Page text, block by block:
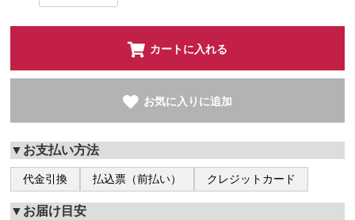
カートに入れる
お気に入りに追加
▼お支払い方法
代金引換 払込票（前払い） クレジットカード
▼お届け目安